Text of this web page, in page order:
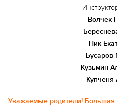
Волчек
Пик
Бусаров
Кузьмин
Купченя
Уважаемые родители! Большая